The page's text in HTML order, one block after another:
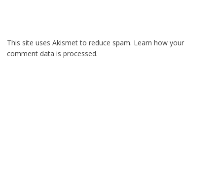
This site uses Akismet to reduce spam. Learn how your
comment data is processed.